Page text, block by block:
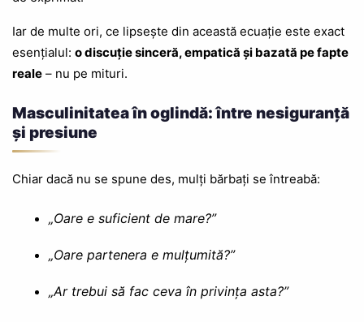
Iar de multe ori, ce lipsește din această ecuație este exact
esențialul: o discuție sinceră, empatică și bazată pe fapte
reale – nu pe mituri.
Masculinitatea în oglindă: între nesiguranță
și presiune
Chiar dacă nu se spune des, mulți bărbați se întreabă:
„Oare e suficient de mare?”
„Oare partenera e mulțumită?”
„Ar trebui să fac ceva în privința asta?”